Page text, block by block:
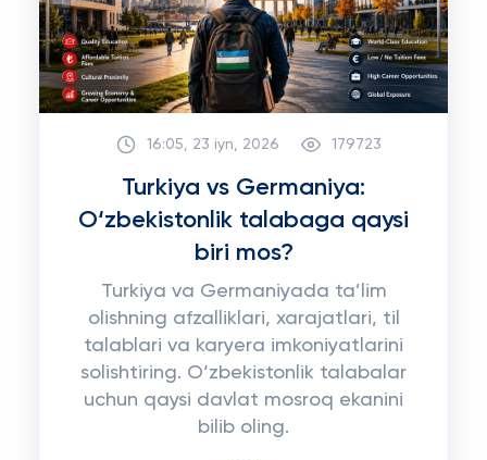
16:05, 23 iyn, 2026 179723
Turkiya vs Germaniya:
O‘zbekistonlik talabaga qaysi
biri mos?
Turkiya va Germaniyada ta’lim
olishning afzalliklari, xarajatlari, til
talablari va karyera imkoniyatlarini
solishtiring. O‘zbekistonlik talabalar
uchun qaysi davlat mosroq ekanini
bilib oling.